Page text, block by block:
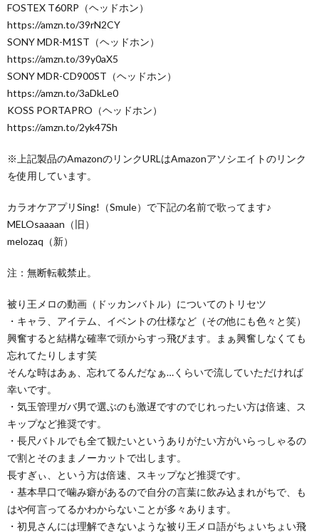
FOSTEX T60RP（ヘッドホン）
https://amzn.to/39rN2CY
SONY MDR-M1ST（ヘッドホン）
https://amzn.to/39y0aX5
SONY MDR-CD900ST（ヘッドホン）
https://amzn.to/3aDkLe0
KOSS PORTAPRO（ヘッドホン）
https://amzn.to/2yk47Sh
※上記製品のAmazonのリンクURLはAmazonアソシエイトのリンク
を使用しています。
カラオケアプリSing!（Smule）で下記の名前で歌ってます♪
MELOsaaaan（旧）
melozaq（新）
注：無断転載禁止。
被り王メロの動画（ドッカンバトル）についてのトリセツ
・キャラ、アイテム、イベントの仕様など（その他にも色々と笑）
興奮すると結構な確率で頭からすっ飛びます。まぁ興奮しなくても
忘れてたりします笑
そんな時はあぁ、忘れてるんだなぁ…くらいで流していただければ
幸いです。
・気玉管理ガバ男で選ぶのも激遅ですのでじれったい方は倍速、ス
キップなど推奨です。
・長尺バトルでも全て観たいというありがたい方がいらっしゃるの
で割とそのままノーカットで出します。
長すぎぃ、という方は倍速、スキップなど推奨です。
・基本早口で噛み癖があるので自分の言葉に飲み込まれがちで、も
はや何言ってるかわからないことが多々あります。
・初見さんには理解できないような被り王メロ語がちょいちょい飛